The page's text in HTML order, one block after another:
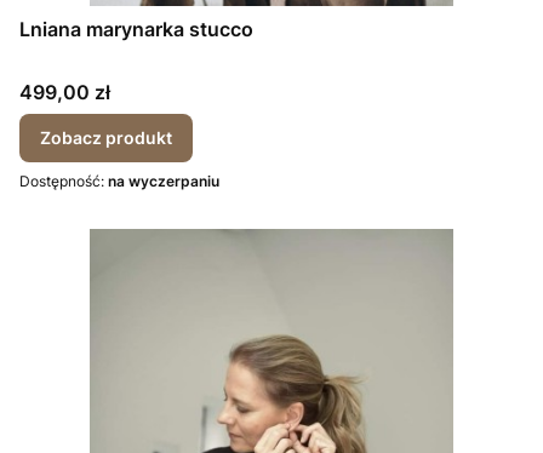
Lniana marynarka stucco
Cena
499,00 zł
Zobacz produkt
Dostępność: na wyczerpaniu